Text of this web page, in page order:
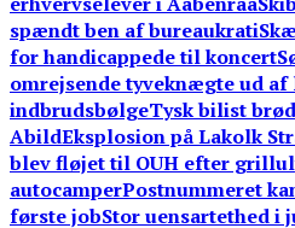
spændt ben af bureaukrati
for handicappede til koncert
omrejsende tyveknægte ud
indbrudsbølgeTysk bilist
AbildEksplosion på Lakolk
blev fløjet til OUH efter
autocamperPostnummeret
første jobStor uensartethed i